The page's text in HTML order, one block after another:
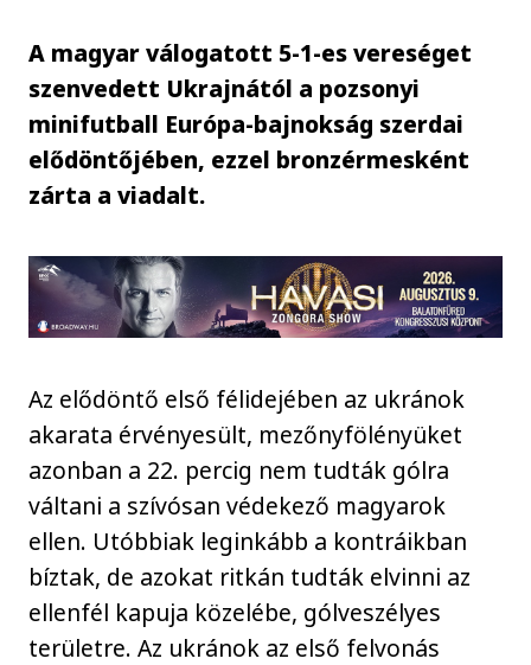
A magyar válogatott 5-1-es vereséget
szenvedett Ukrajnától a pozsonyi
minifutball Európa-bajnokság szerdai
elődöntőjében, ezzel bronzérmesként
zárta a viadalt.
Az elődöntő első félidejében az ukránok
akarata érvényesült, mezőnyfölényüket
azonban a 22. percig nem tudták gólra
váltani a szívósan védekező magyarok
ellen. Utóbbiak leginkább a kontráikban
bíztak, de azokat ritkán tudták elvinni az
ellenfél kapuja közelébe, gólveszélyes
területre. Az ukránok az első felvonás